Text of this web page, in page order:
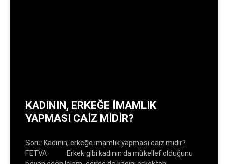
KADININ, ERKEĞE İMAMLIK
YAPMASI CAİZ MİDİR?
Soru: Kadının, erkeğe imamlık yapması caiz midir?
FETVA Erkek gibi kadının da mükellef olduğunu